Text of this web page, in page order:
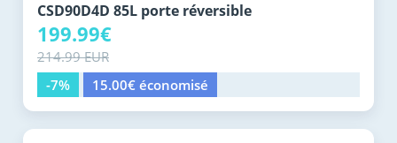
CSD90D4D 85L porte réversible
199.99€
214.99 EUR
-7%
15.00€ économisé